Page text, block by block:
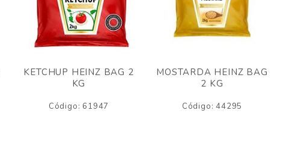
KETCHUP HEINZ BAG 2
KG
Código: 61947
MOSTARDA HEINZ BAG
2 KG
Código: 44295